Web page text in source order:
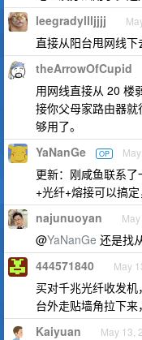
leegradyllljjjj
直接从阳台甩网线下
theArrowOfCupid
用网线直接从 20 楼
接你父母家路由器
够用了。
YaNanGe OP
更新：刚咸鱼联系
+光纤+熔接可以搞
najunuoyan
@YaNanGe 还是找
444571840 May
买对千兆光纤收发
台外走贴墙角拉下来
Kaiyuan May 13,